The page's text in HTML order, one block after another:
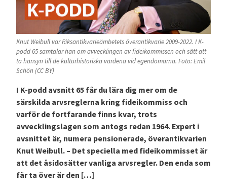
Knut Weibull var Riksantikvarieämbetets överantikvarie 2009-2022. I K-
podd 65 samtalar han om avvecklingen av fideikommissen och sätt att
ta hänsyn till de kulturhistoriska värdena vid egendomarna. Foto: Emil
Schön (CC BY)
I K-podd avsnitt 65 får du lära dig mer om de
särskilda arvsreglerna kring fideikommiss och
varför de fortfarande finns kvar, trots
avvecklingslagen som antogs redan 1964. Expert i
avsnittet är, numera pensionerade, överantikvarien
Knut Weibull. – Det speciella med fideikommisset är
att det åsidosätter vanliga arvsregler. Den enda som
får ta över är den […]